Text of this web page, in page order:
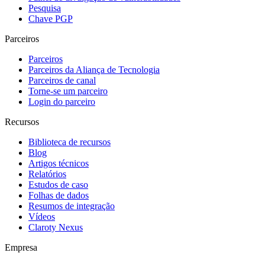
Pesquisa
Chave PGP
Parceiros
Parceiros
Parceiros da Aliança de Tecnologia
Parceiros de canal
Torne-se um parceiro
Login do parceiro
Recursos
Biblioteca de recursos
Blog
Artigos técnicos
Relatórios
Estudos de caso
Folhas de dados
Resumos de integração
Vídeos
Claroty Nexus
Empresa